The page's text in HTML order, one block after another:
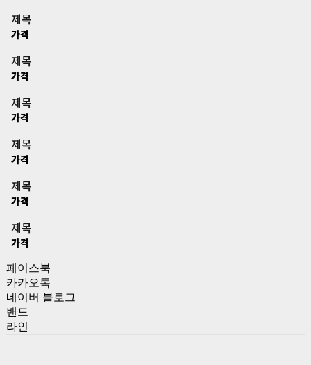
제목
가격
제목
가격
제목
가격
제목
가격
제목
가격
제목
가격
페이스북
카카오톡
네이버 블로그
밴드
라인